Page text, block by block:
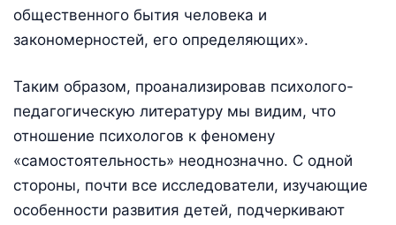
общественного бытия человека и
закономерностей, его определяющих».
Таким образом, проанализировав психолого-
педагогическую литературу мы видим, что
отношение психологов к феномену
«самостоятельность» неоднозначно. С одной
стороны, почти все исследователи, изучающие
особенности развития детей, подчеркивают